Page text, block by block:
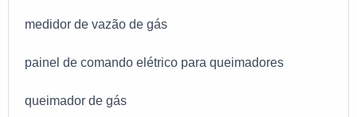
medidor de vazão de gás
painel de comando elétrico para queimadores
queimador de gás